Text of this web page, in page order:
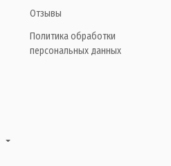
Отзывы
Политика обработки
персональных данных